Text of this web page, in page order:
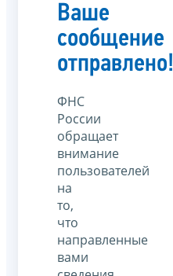
Ваше
сообщение
отправлено!
ФНС
России
обращает
внимание
пользователей
на
то,
что
направленные
вами